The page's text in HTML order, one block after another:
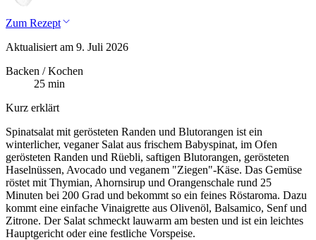
Zum Rezept
Aktualisiert am 9. Juli 2026
Backen / Kochen
25 min
Kurz erklärt
Spinatsalat mit gerösteten Randen und Blutorangen ist ein
winterlicher, veganer Salat aus frischem Babyspinat, im Ofen
gerösteten Randen und Rüebli, saftigen Blutorangen, gerösteten
Haselnüssen, Avocado und veganem "Ziegen"-Käse. Das Gemüse
röstet mit Thymian, Ahornsirup und Orangenschale rund 25
Minuten bei 200 Grad und bekommt so ein feines Röstaroma. Dazu
kommt eine einfache Vinaigrette aus Olivenöl, Balsamico, Senf und
Zitrone. Der Salat schmeckt lauwarm am besten und ist ein leichtes
Hauptgericht oder eine festliche Vorspeise.